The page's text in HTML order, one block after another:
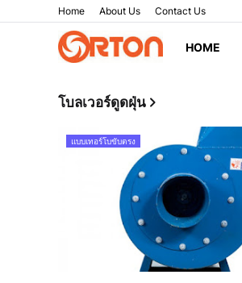
Home About Us Contact Us
HOME
โบลเวอร์ดูดฝุ่น
แบบเทอร์โบขับตรง